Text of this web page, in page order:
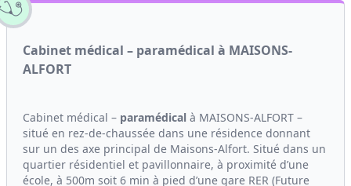
Cabinet médical – paramédical à MAISONS-
ALFORT
Cabinet médical – paramédical à MAISONS-ALFORT –
situé en rez-de-chaussée dans une résidence donnant
sur un des axe principal de Maisons-Alfort. Situé dans un
quartier résidentiel et pavillonnaire, à proximité d’une
école, à 500m soit 6 min à pied d’une gare RER (Future